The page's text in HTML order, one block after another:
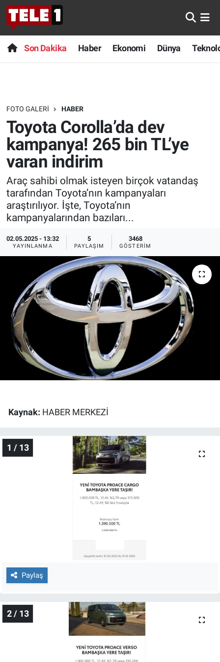
Son Dakika Haber Ekonomi Dünya
FOTO GALERI HABER
Toyota Corolla’da dev
kampanya! 265 bin TL’ye
varan indirim
Araç sahibi olmak isteyen birçok vatandaş
tarafından Toyota’nın kampanyaları
araştırılıyor. İşte, Toyota’nın
kampanyalarından bazıları...
02.05.2025 - 13:32
YAYINLANMA
5
PAYLAŞIM
3468
GÖSTERIM
Kaynak: HABER MERKEZİ
1 / 13
Paylaş
2 / 13
Anında Manşet
Başka Sohbetler
Bilim turu
Bilim ve Teknoloji Evreni
Doğa Konuşuyor
Dünya
Ege Saati
Ege'den Esintiler
Eğlence
Ekonomi
Forum
Gerçeğin İzinde
Gün Bitiyor
Gün Ortası
Gündem Özel
Günün görüntüsü
Kimdir
Kültür Sanat
Son Dakika
Haber
Dünya
Teknoloji
Sağlık
Spor
Yayın Akışı
İletişim
Nöbetçi Eczaneler
Hava Durumu
Trafik Durumu
Süper Lig Puan Durumu ve Fikstür
Tüm Manşetler
Son Dakika Haberleri
Haber Arşivi